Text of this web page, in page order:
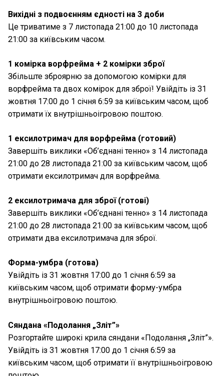
Вихідні з подвоєнням єдності на 3 доби
Це триватиме з 7 листопада 21:00 до 10 листопада
21:00 за київським часом.
1 комірка ворфрейма + 2 комірки зброї
Збільште зброярню за допомогою комірки для
ворфрейма та двох комірок для зброї! Увійдіть із 31
жовтня 17:00 до 1 січня 6:59 за київським часом, щоб
отримати їх внутрішньоігровою поштою.
1 ексилотримач для ворфрейма (готовий)
Завершіть виклики «Об’єднані тенно» з 14 листопада
21:00 до 28 листопада 21:00 за київським часом, щоб
отримати ексилотримач для ворфрейма.
2 ексилотримача для зброї (готові)
Завершіть виклики «Об’єднані тенно» з 14 листопада
21:00 до 28 листопада 21:00 за київським часом, щоб
отримати два ексилотримача для зброї.
Форма-умбра (готова)
Увійдіть із 31 жовтня 17:00 до 1 січня 6:59 за
київським часом, щоб отримати форму-умбра
внутрішньоігровою поштою.
Сяндана «Подолання „Зліт”»
Розгортайте широкі крила сяндани «Подолання „Зліт”».
Увійдіть із 31 жовтня 17:00 до 1 січня 6:59 за
київським часом, щоб отримати її внутрішньоігровою